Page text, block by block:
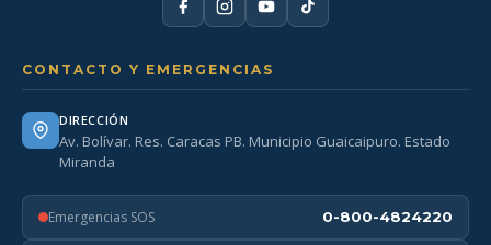
CONTACTO Y EMERGENCIAS
DIRECCIÓN
Av. Bolívar. Res. Caracas PB. Municipio Guaicaipuro. Estado
Miranda
Emergencias SOS 0-800-4824220